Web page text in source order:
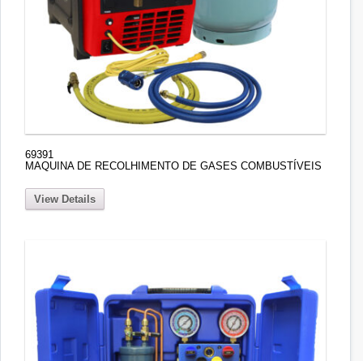
69391
MAQUINA DE RECOLHIMENTO DE GASES COMBUSTÍVEIS
View Details